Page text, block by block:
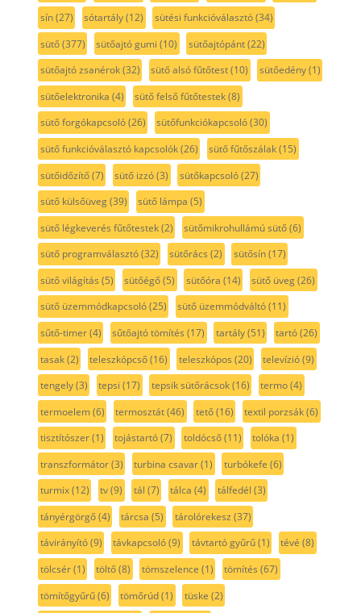
sín(27) sótartály(12) sütési funkcióválasztó(34)
sütő(377) sütőajtó gumi (10) sütőajtópánt(22)
sütőajtó zsanérok(32) sütő alsó fűtőtest(10) sütőedény(1)
sütőelektronika (4) sütő felső fűtőtestek(8)
sütő forgókapcsoló(26) sütőfunkciókapcsoló(30)
sütő funkcióválasztó kapcsolók(26) sütő fűtőszálak(15)
sütőidőzítő(7) sütő izzó(3) sütőkapcsoló(27)
sütő külsőüveg(39) sütő lámpa (5)
sütő légkeverés fűtőtestek(2) sütőmikrohullámú sütő(6)
sütő programválasztó(32) sütőrács (2) sütősín(17)
sütő világítás (5) sütőégő(5) sütőóra (14) sütő üveg(26)
sütő üzemmódkapcsoló(25) sütő üzemmódváltó(11)
sűtő-timer(4) sűtőajtó tömítés (17) tartály(51) tartó(26)
tasak(2) teleszkópcső(16) teleszkópos (20) televízió(9)
tengely(3) tepsi (17) tepsik sütőrácsok(16) termo(4)
termoelem(6) termosztát(46) tető(16) textil porzsák(6)
tisztítószer(1) tojástartó(7) toldócső(11) tolóka (1)
transzformátor(3) turbina csavar(1) turbókefe (6)
turmix(12) tv(9) tál (7) tálca (4) tálfedél (3)
tányérgörgő(4) tárcsa (5) tárolórekesz (37)
távirányító(9) távkapcsoló(9) távtartó gyűrű(1) tévé (8)
tölcsér(1) töltő(8) tömszelence (1) tömítés (67)
tömítőgyűrű(6) tömőrúd(1) tüske (2)